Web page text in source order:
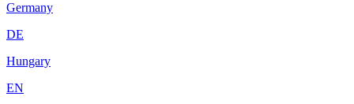
Germany
DE
Hungary
EN